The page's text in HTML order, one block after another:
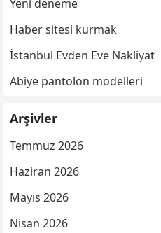
Yeni deneme
Haber sitesi kurmak
İstanbul Evden Eve Nakliyat
Abiye pantolon modelleri
Arşivler
Temmuz 2026
Haziran 2026
Mayıs 2026
Nisan 2026